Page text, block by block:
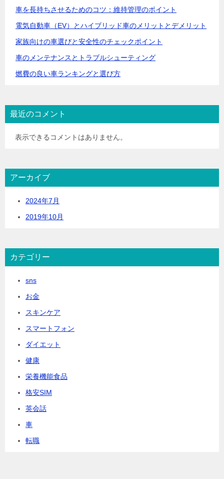
車を長持ちさせるためのコツ：維持管理のポイント
電気自動車（EV）とハイブリッド車のメリットとデメリット
家族向けの車選びと安全性のチェックポイント
車のメンテナンスとトラブルシューティング
燃費の良い車ランキングと選び方
最近のコメント
表示できるコメントはありません。
アーカイブ
2024年7月
2019年10月
カテゴリー
sns
お金
スキンケア
スマートフォン
ダイエット
健康
栄養機能食品
格安SIM
英会話
車
転職